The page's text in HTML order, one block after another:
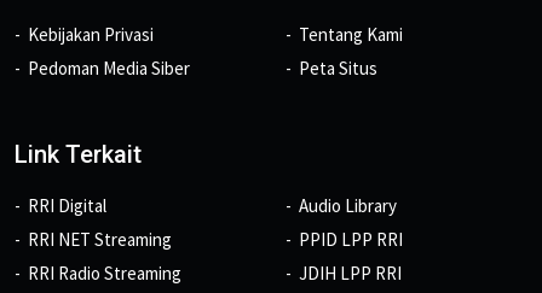
Kebijakan Privasi
Pedoman Media Siber
Tentang Kami
Peta Situs
Link Terkait
RRI Digital
RRI NET Streaming
RRI Radio Streaming
Audio Library
PPID LPP RRI
JDIH LPP RRI